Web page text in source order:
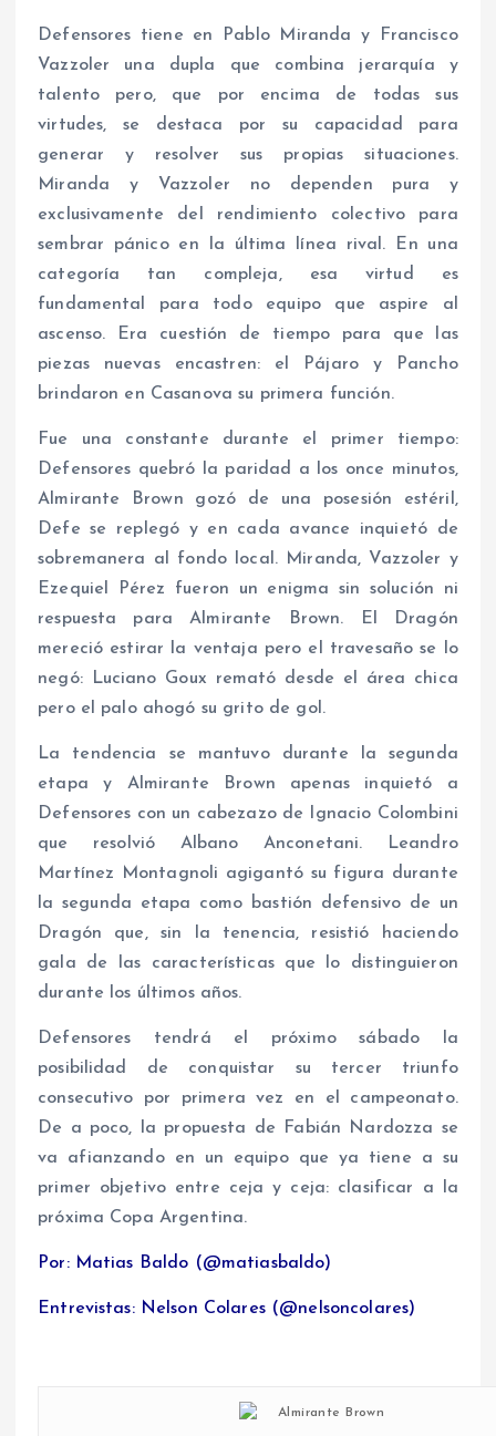
Defensores tiene en Pablo Miranda y Francisco
Vazzoler una dupla que combina jerarquía y
talento pero, que por encima de todas sus
virtudes, se destaca por su capacidad para
generar y resolver sus propias situaciones.
Miranda y Vazzoler no dependen pura y
exclusivamente del rendimiento colectivo para
sembrar pánico en la última línea rival. En una
categoría tan compleja, esa virtud es
fundamental para todo equipo que aspire al
ascenso. Era cuestión de tiempo para que las
piezas nuevas encastren: el Pájaro y Pancho
brindaron en Casanova su primera función.
Fue una constante durante el primer tiempo:
Defensores quebró la paridad a los once minutos,
Almirante Brown gozó de una posesión estéril,
Defe se replegó y en cada avance inquietó de
sobremanera al fondo local. Miranda, Vazzoler y
Ezequiel Pérez fueron un enigma sin solución ni
respuesta para Almirante Brown. El Dragón
mereció estirar la ventaja pero el travesaño se lo
negó: Luciano Goux remató desde el área chica
pero el palo ahogó su grito de gol.
La tendencia se mantuvo durante la segunda
etapa y Almirante Brown apenas inquietó a
Defensores con un cabezazo de Ignacio Colombini
que resolvió Albano Anconetani. Leandro
Martínez Montagnoli agigantó su figura durante
la segunda etapa como bastión defensivo de un
Dragón que, sin la tenencia, resistió haciendo
gala de las características que lo distinguieron
durante los últimos años.
Defensores tendrá el próximo sábado la
posibilidad de conquistar su tercer triunfo
consecutivo por primera vez en el campeonato.
De a poco, la propuesta de Fabián Nardozza se
va afianzando en un equipo que ya tiene a su
primer objetivo entre ceja y ceja: clasificar a la
próxima Copa Argentina.
Por: Matias Baldo (@matiasbaldo)
Entrevistas: Nelson Colares (@nelsoncolares)